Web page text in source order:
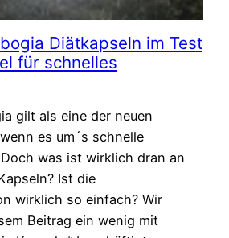
Diätkapseln im Test
für schnelles
gilt als eine der neuen
es um´s schnelle
was ist wirklich dran an
Ist die
wirklich so einfach? Wir
Beitrag ein wenig mit